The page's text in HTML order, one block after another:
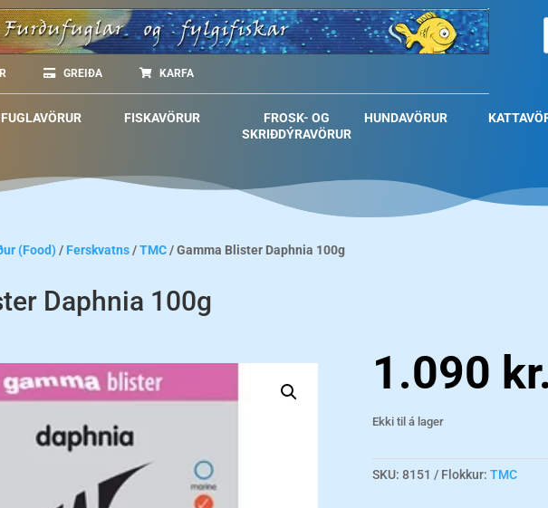
GREIÐA KARFA
FUGLAVÖRUR FISKAVÖRUR
FROSK- OG
SKRIÐDÝRAVÖRUR
HUNDAVÖRUR
(Food) / Ferskvatns/TMC/ Gamma Blister Daphnia 100g
Daphnia 100g
1.090
Ekki til á lager
SKU: 8151 Flokkur: TMC